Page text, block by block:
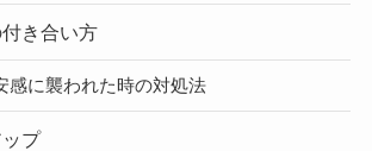
き合い方
感に襲われた時の対処法
プ